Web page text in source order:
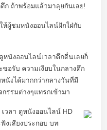
ก ถ้าพร้อมแล้วมาลุยกันเลย!
ห้ผู้ชมหนังออนไลน์ฝักใฝ่กับ
หนังออนไลน์เวลาดึกดื่นเลยก็
อรับ ความเงียบในกลางดึก
นังได้มากกว่ากลางวันที่มี
กรรมต่างๆแทรกเข้ามา
เวลา ดูหนังออนไลน์ HD
งเสียงประกอบ บท